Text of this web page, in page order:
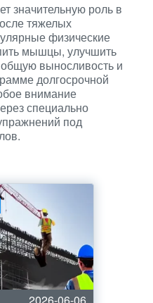
значительную роль в
тяжелых
физические
мышцы, улучшить
выносливость и
долгосрочной
внимание
специально
под